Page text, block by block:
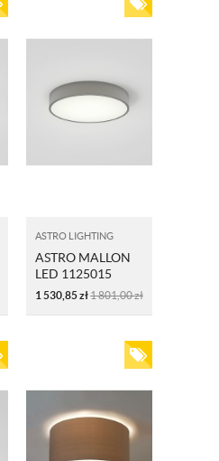
ASTRO LIGHTING
ASTRO MALLON
LED 1125015
NIKIEL
1 530,85zł1 801,00zł